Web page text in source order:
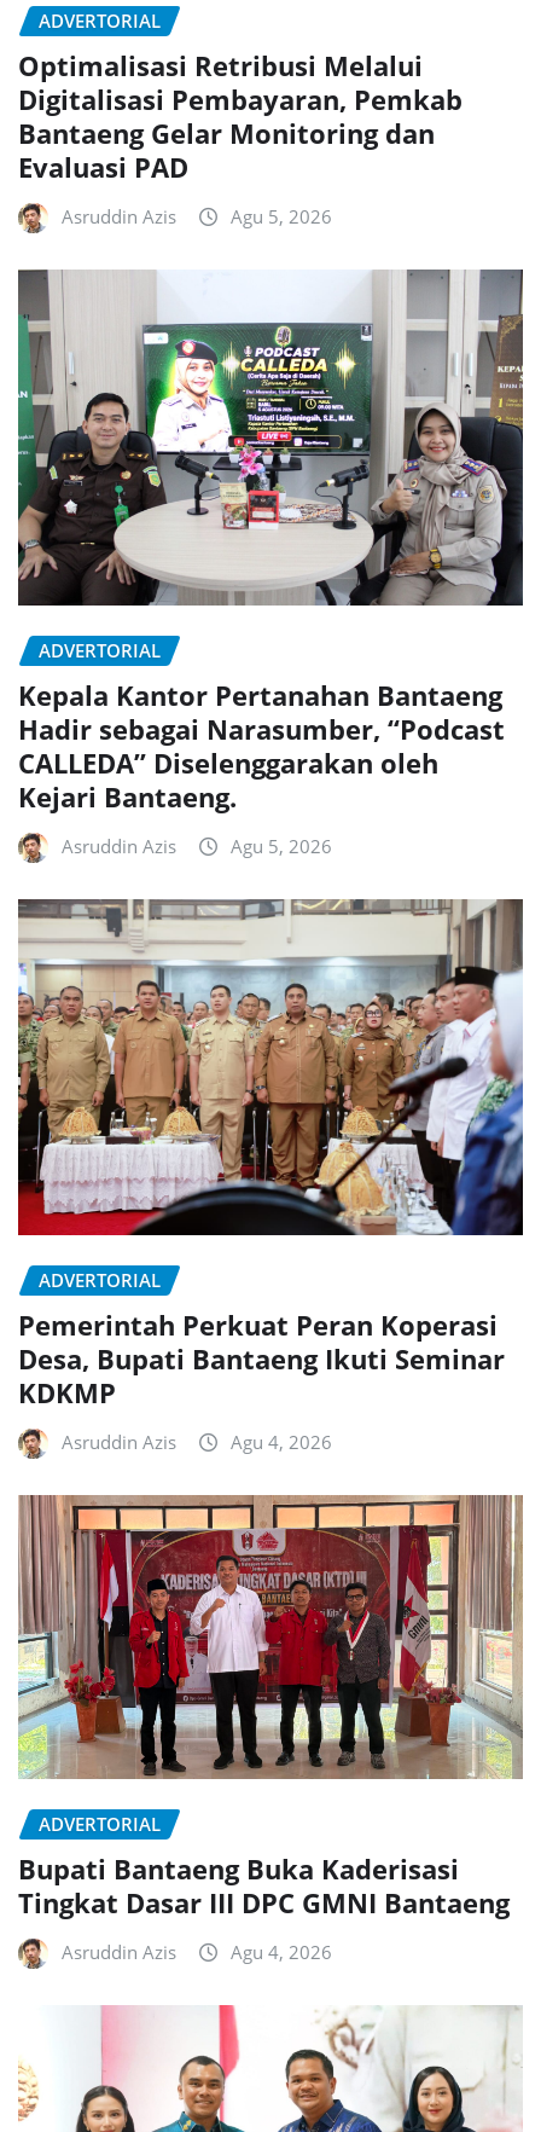
ADVERTORIAL
Optimalisasi Retribusi Melalui
Digitalisasi Pembayaran, Pemkab
Bantaeng Gelar Monitoring dan
Evaluasi PAD
Asruddin Azis Agu 5, 2026
ADVERTORIAL
Kepala Kantor Pertanahan Bantaeng
Hadir sebagai Narasumber, “Podcast
CALLEDA” Diselenggarakan oleh
Kejari Bantaeng.
Asruddin Azis Agu 5, 2026
ADVERTORIAL
Pemerintah Perkuat Peran Koperasi
Desa, Bupati Bantaeng Ikuti Seminar
KDKMP
Asruddin Azis Agu 4, 2026
ADVERTORIAL
Bupati Bantaeng Buka Kaderisasi
Tingkat Dasar III DPC GMNI Bantaeng
Asruddin Azis Agu 4, 2026